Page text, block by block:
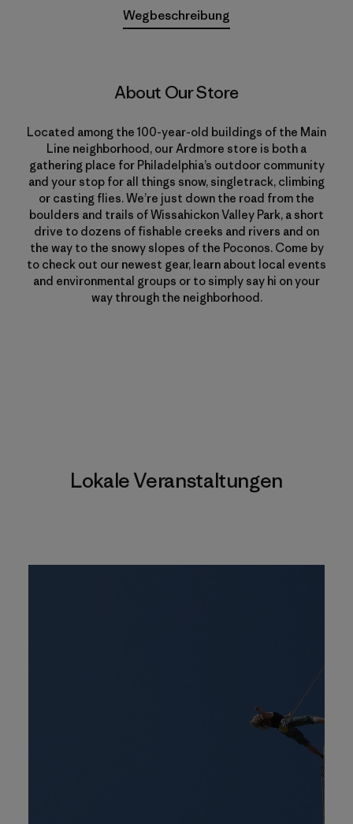
Wegbeschreibung
About Our Store
Located among the 100-year-old buildings of the Main
Line neighborhood, our Ardmore store is both a
gathering place for Philadelphia’s outdoor community
and your stop for all things snow, singletrack, climbing
or casting flies. We’re just down the road from the
boulders and trails of Wissahickon Valley Park, a short
drive to dozens of fishable creeks and rivers and on
the way to the snowy slopes of the Poconos. Come by
to check out our newest gear, learn about local events
and environmental groups or to simply say hi on your
way through the neighborhood.
Lokale Veranstaltungen